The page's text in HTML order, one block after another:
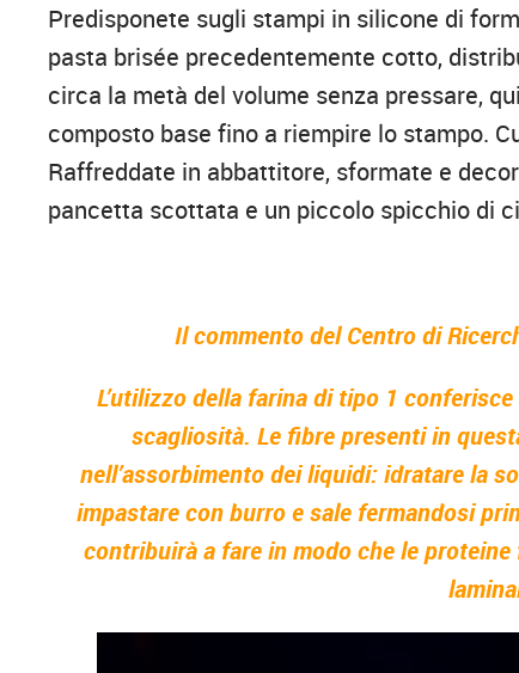
Predisponete sugli stampi in silicone di
pasta brisée precedentemente cotto,
circa la metà del volume senza pressare,
composto base fino a riempire lo stampo.
Raffreddate in abbattitore, sformate e
pancetta scottata e un piccolo spicchio di
Il commento del Centro di
L’utilizzo della farina di tipo 1
scagliosità. Le fibre presenti in
nell’assorbimento dei liquidi: idratare la
impastare con burro e sale fermandosi
contribuirà a fare in modo che le